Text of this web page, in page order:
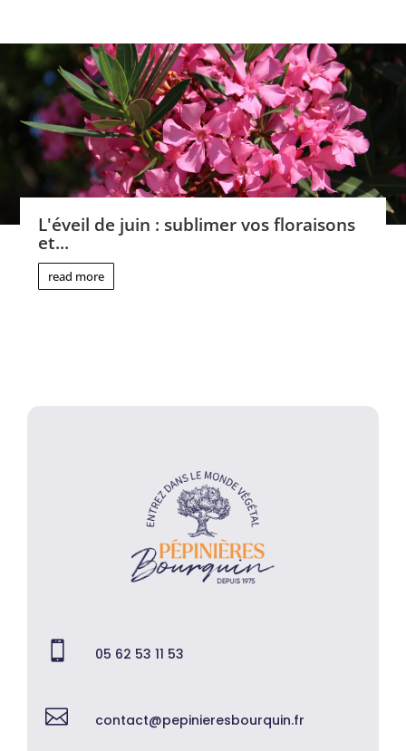
L'éveil de juin : sublimer vos floraisons
et...
read more
 05 62 53 11 53
 contact@pepinieresbourquin.fr